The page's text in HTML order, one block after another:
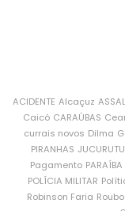
ACIDENTE Alcaçuz
Caicó CARAÚBAS
currais novos Dilma
PIRANHAS JUCURUTU
Pagamento PARAÍBA
POLÍCIA MILITAR
Robinson Faria Roubo